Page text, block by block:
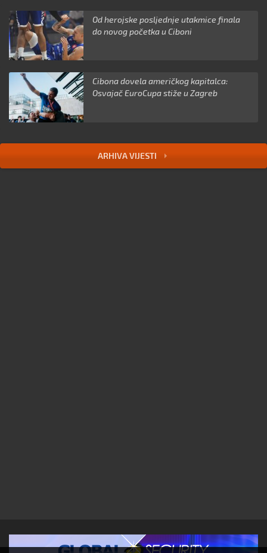
Od herojske posljednje utakmice finala
do novog početka u Ciboni
Cibona dovela američkog kapitalca:
Osvajač EuroCupa stiže u Zagreb
ARHIVA VIJESTI